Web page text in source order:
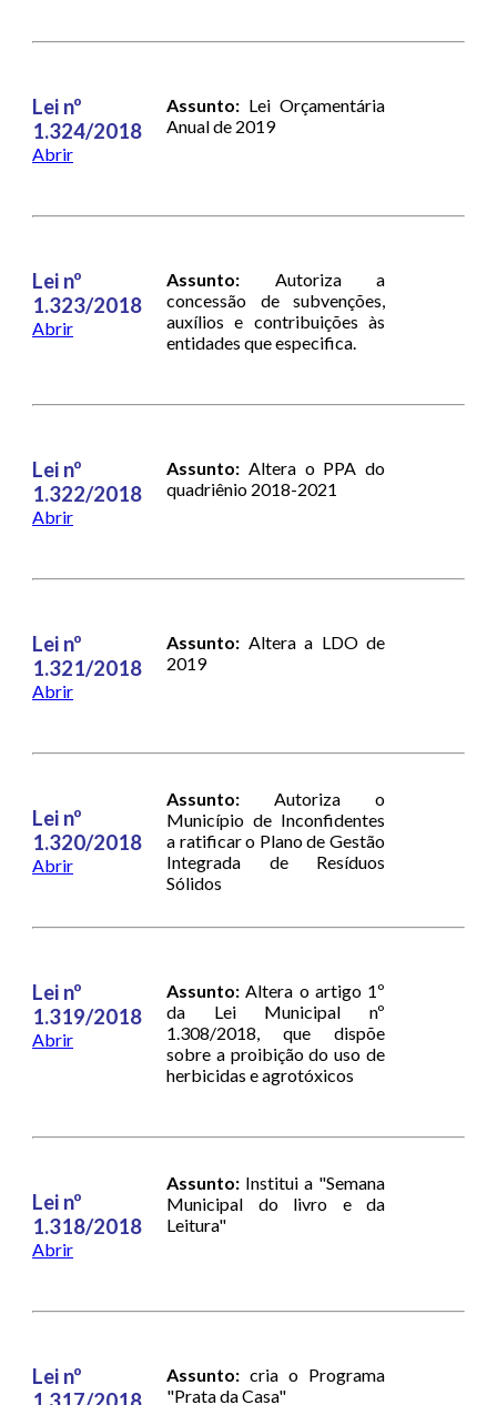
Lei nº
1.324/2018
Abrir
Assunto: Lei Orçamentária
Anual de 2019
Lei nº
1.323/2018
Abrir
Assunto: Autoriza a
concessão de subvenções,
auxílios e contribuições às
entidades que especifica.
Lei nº
1.322/2018
Abrir
Assunto: Altera o PPA do
quadriênio 2018-2021
Lei nº
1.321/2018
Abrir
Assunto: Altera a LDO de
2019
Lei nº
1.320/2018
Abrir
Assunto: Autoriza o
Município de Inconfidentes
a ratificar o Plano de Gestão
Integrada de Resíduos
Sólidos
Lei nº
1.319/2018
Abrir
Assunto: Altera o artigo 1º
da Lei Municipal nº
1.308/2018, que dispõe
sobre a proibição do uso de
herbicidas e agrotóxicos
Lei nº
1.318/2018
Abrir
Assunto: Institui a "Semana
Municipal do livro e da
Leitura"
Lei nº
Assunto: cria o Programa
"Prata da Casa"